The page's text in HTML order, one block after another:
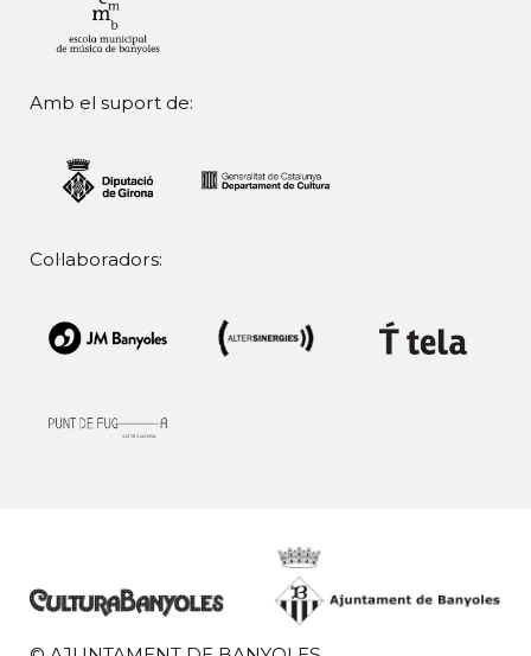
Amb el suport de:
Col·laboradors: